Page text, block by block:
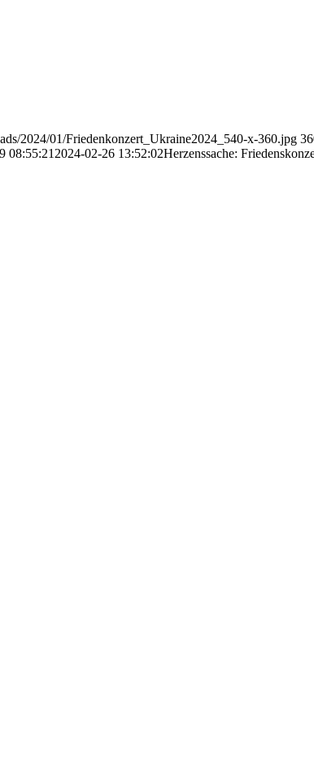
2024/01/Friedenkonzert_Ukraine2024_540-x-360.jpg
08:55:21 2024-02-26 13:52:02Herzenssache: